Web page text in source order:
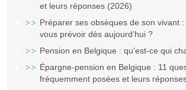
et leurs réponses (2026)
Préparer ses obsèques de son vivant
vous prévoir dès aujourd’hui ?
Pension en Belgique : qu’est-ce qui
Épargne-pension en Belgique : 11
fréquemment posées et leurs